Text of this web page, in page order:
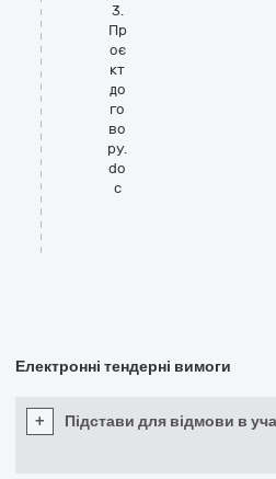
3.
Пр
оє
кт
до
го
во
ру.
do
c
Електронні тендерні вимоги
+ Підстави для відмови в